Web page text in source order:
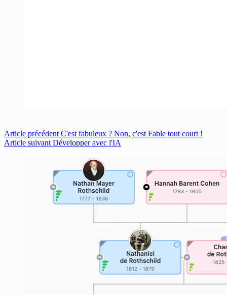
Article précédent C'est fabuleux ? Non, c'est Fable tout court !
Article suivant Développer avec l'IA